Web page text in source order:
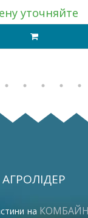
уточняйте
АГРОЛІДЕР
на КОМБАЙН